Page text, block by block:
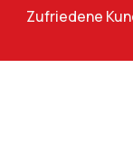
Zufriedene